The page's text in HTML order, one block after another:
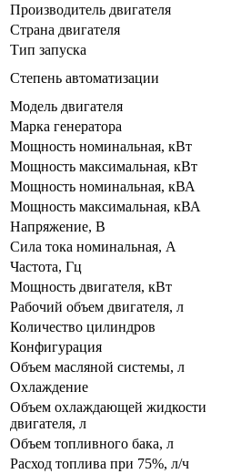
Производитель двигателя
Страна двигателя
Тип запуска
Степень автоматизации
Модель двигателя
Марка генератора
Мощность номинальная, кВт
Мощность максимальная, кВт
Мощность номинальная, кВА
Мощность максимальная, кВА
Напряжение, В
Сила тока номинальная, А
Частота, Гц
Мощность двигателя, кВт
Рабочий объем двигателя, л
Количество цилиндров
Конфигурация
Объем масляной системы, л
Охлаждение
Объем охлаждающей жидкости
двигателя, л
Объем топливного бака, л
Расход топлива при 75%, л/ч